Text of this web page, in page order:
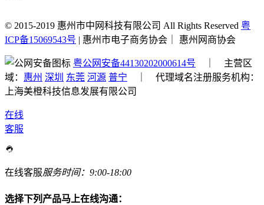
© 2015-2019 惠州市中网科技有限公司 All Rights Reserved 粤
ICP备15069543号 | 惠州市电子商务协会｜ 惠州网商协会
粤公网安备44130202000614号 ｜ 主营区
域： 惠州 深圳 东莞 河源 普宁 ｜ 代理域名注册服务机构：
上海美橙科技信息发展有限公司
在线
客服
在线客服服务时间：9:00-18:00
选择下列产品马上在线沟通：